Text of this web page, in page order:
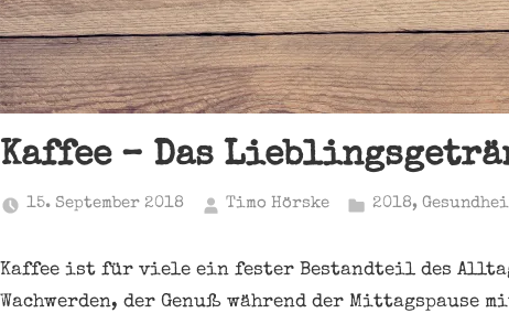
Kaffee – Das
15. September 2018 Timo Hörske 2018,
Kaffee ist für viele ein fester Bestandteil des
Wachwerden, der Genuß während der Mittagspause